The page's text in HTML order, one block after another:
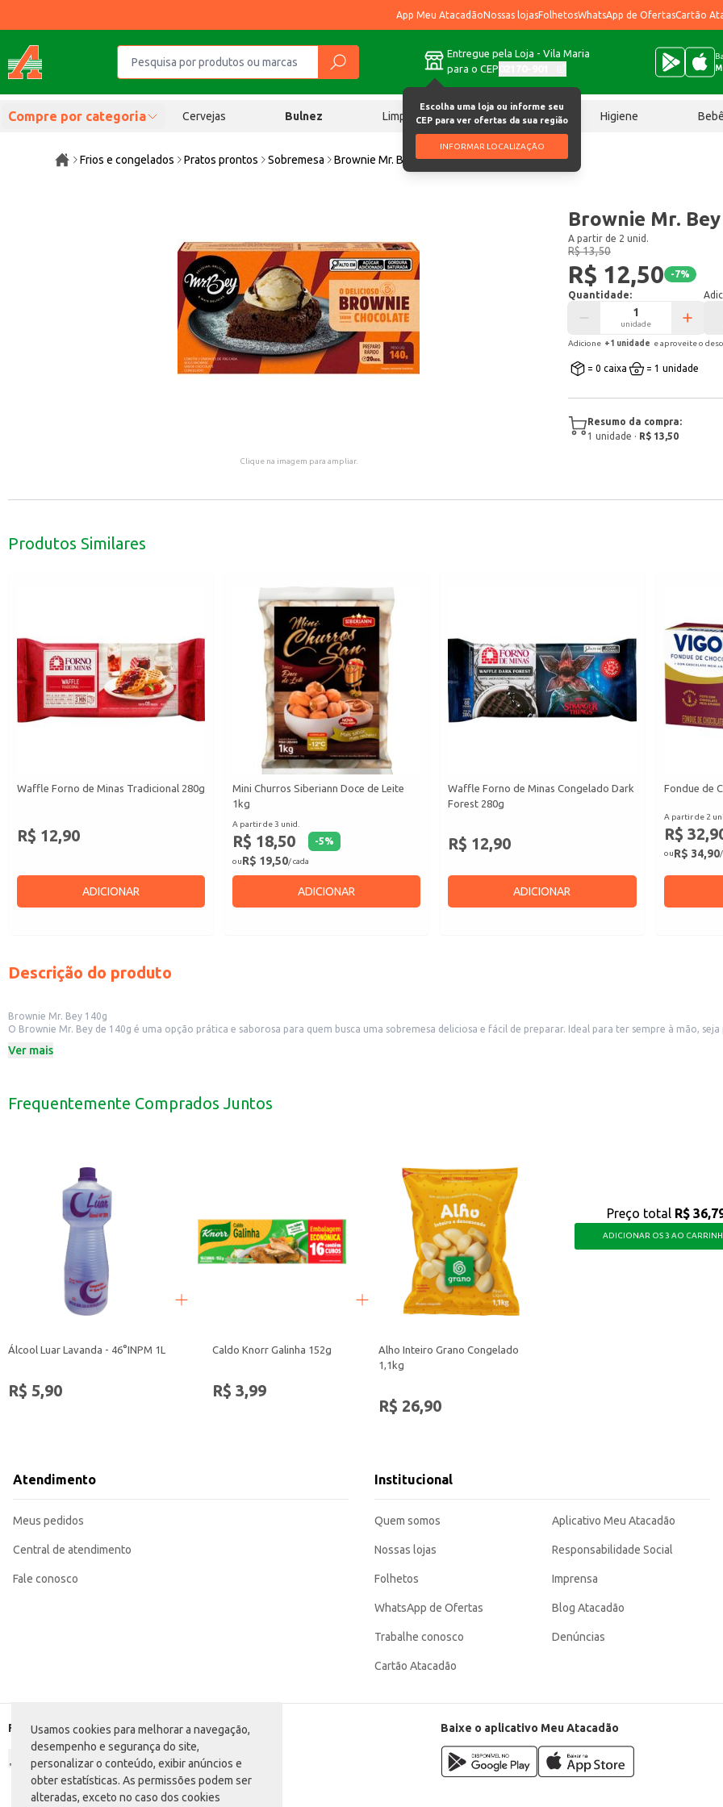
Usamos cookies para melhorar a navegação,
desempenho e segurança do site,
personalizar o conteúdo, exibir anúncios e
obter estatísticas. As permissões podem ser
alteradas, exceto no caso dos cookies
App Meu AtacadãoNossas lojasFolhetosWhatsApp de OfertasCartão
Entregue pela Loja - Vila Maria
para o CEP
Escolha uma loja ou informe seu
CEP para ver ofertas da sua região
INFORMAR LOCALIZAÇÃO
Compre por categoria Cervejas Bulnez Limpeza Chocolates Higiene
Frios e congelados Pratos prontos Sobremesa Brownie Mr. Bey 140g
Clique na imagem para ampliar.
Brownie Mr.
A partir de 2 unid.
R$ 13,50
R$ 12,50 -7%
Quantidade:
unidade
Adicione +1 unidade e aproveite o
= 0 caixa = 1 unidade
Resumo da compra:
1 unidade · R$ 13,50
Produtos Similares
Waffle Forno de Minas Tradicional 280g
R$ 12,90
ADICIONAR
Mini Churros Siberiann Doce de Leite
1kg
A partir de 3 unid.
R$ 18,50 -5%
ouR$ 19,50/ cada
ADICIONAR
Waffle Forno de Minas Congelado Dark
Forest 280g
R$ 12,90
ADICIONAR
Fondue de
A partir de 2
R$
ouR$ 34,90/
Descrição do produto
Brownie Mr. Bey 140g
O Brownie Mr. Bey de 140g é uma opção prática e saborosa para quem busca uma sobremesa deliciosa e fácil de preparar. Ideal para ter sempre à mão,
Perfeito para acompanhar um café ou chá.
Com o Brownie Mr. Bey, você garante um produto saboroso e de fácil aceitação, ideal para atender às necessidades de seus clientes ou para desfrutar de
Ver mais
Frequentemente Comprados Juntos
Álcool Luar Lavanda - 46°INPM 1L
R$ 5,90
Caldo Knorr Galinha 152g
R$ 3,99
Alho Inteiro Grano Congelado
1,1kg
R$ 26,90
Preço total R$
ADICIONAR OS 3 AO
Atendimento
Meus pedidos
Central de atendimento
Fale conosco
Institucional
Quem somos
Nossas lojas
Folhetos
WhatsApp de Ofertas
Trabalhe conosco
Cartão Atacadão
Aplicativo Meu Atacadão
Responsabilidade Social
Imprensa
Blog Atacadão
Denúncias
Formas de pagamento Baixe o aplicativo Meu Atacadão